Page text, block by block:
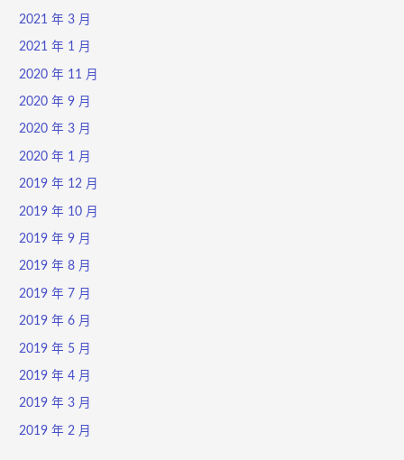
2021 年 3 月
2021 年 1 月
2020 年 11 月
2020 年 9 月
2020 年 3 月
2020 年 1 月
2019 年 12 月
2019 年 10 月
2019 年 9 月
2019 年 8 月
2019 年 7 月
2019 年 6 月
2019 年 5 月
2019 年 4 月
2019 年 3 月
2019 年 2 月